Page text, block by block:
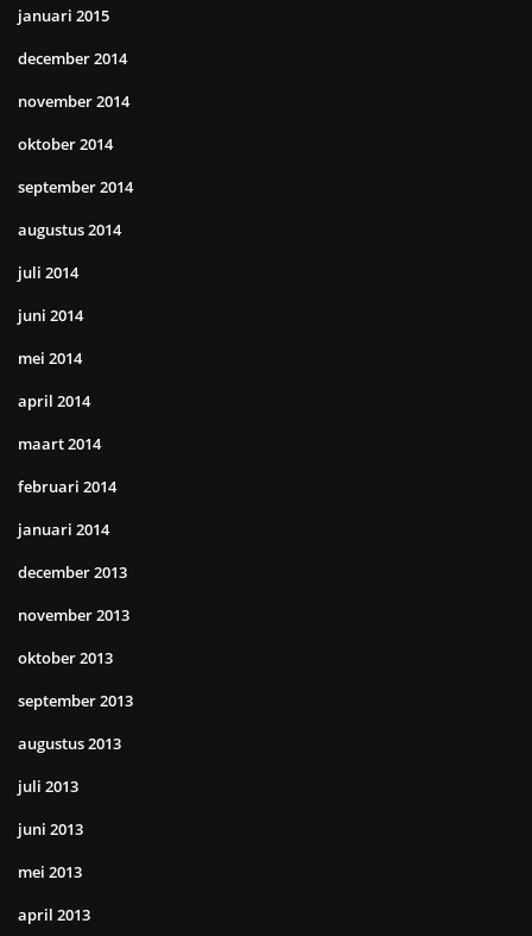
januari 2015
december 2014
november 2014
oktober 2014
september 2014
augustus 2014
juli 2014
juni 2014
mei 2014
april 2014
maart 2014
februari 2014
januari 2014
december 2013
november 2013
oktober 2013
september 2013
augustus 2013
juli 2013
juni 2013
mei 2013
april 2013